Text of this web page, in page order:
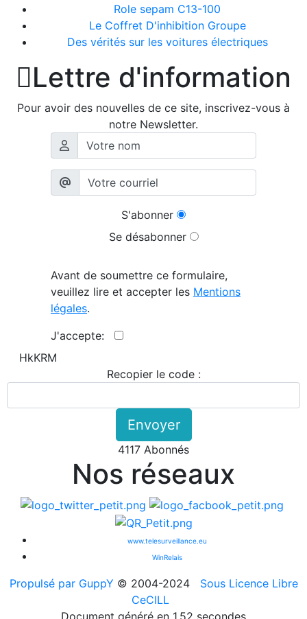
Role sepam C13-100
Le Coffret D'inhibition Groupe
Des vérités sur les voitures électriques
Lettre d'information
Pour avoir des nouvelles de ce site, inscrivez-vous à
notre Newsletter.
S'abonner
Se désabonner
Avant de soumettre ce formulaire,
veuillez lire et accepter les Mentions
légales.
J'accepte:
HkKRM
Recopier le code :
Envoyer
4117 Abonnés
Nos réseaux
www.telesurveillance.eu
WinRelais
Propulsé par GuppY © 2004-2024
Sous Licence Libre
CeCILL
Document généré en 1.52 secondes